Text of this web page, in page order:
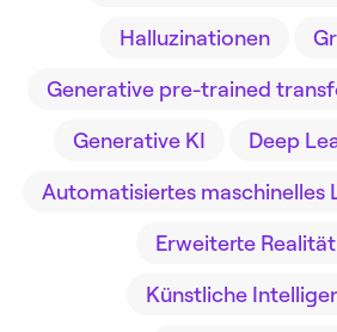
Halluzinationen
Generative pre-trained
Generative KI
Deep
Automatisiertes maschinelles
Erweiterte Realität
Künstliche